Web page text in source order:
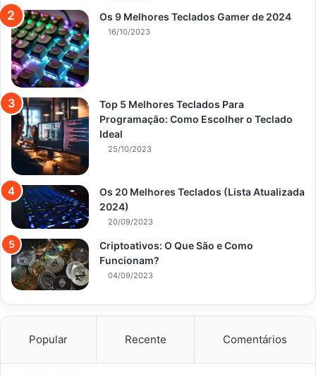
Os 9 Melhores Teclados Gamer de 2024
16/10/2023
Top 5 Melhores Teclados Para
Programação: Como Escolher o Teclado
Ideal
25/10/2023
Os 20 Melhores Teclados (Lista Atualizada
2024)
20/09/2023
Criptoativos: O Que São e Como
Funcionam?
04/09/2023
Popular Recente Comentários